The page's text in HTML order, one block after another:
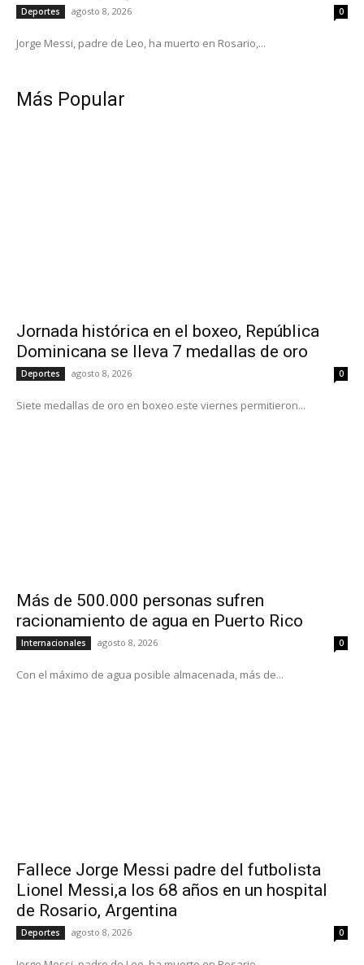
Deportes agosto 8, 2026 0
Jorge Messi, padre de Leo, ha muerto en Rosario,...
Más Popular
Jornada histórica en el boxeo, República
Dominicana se lleva 7 medallas de oro
Deportes agosto 8, 2026 0
Siete medallas de oro en boxeo este viernes permitieron...
Más de 500.000 personas sufren
racionamiento de agua en Puerto Rico
Internacionales agosto 8, 2026 0
Con el máximo de agua posible almacenada, más de...
Fallece Jorge Messi padre del futbolista
Lionel Messi,a los 68 años en un hospital
de Rosario, Argentina
Deportes agosto 8, 2026 0